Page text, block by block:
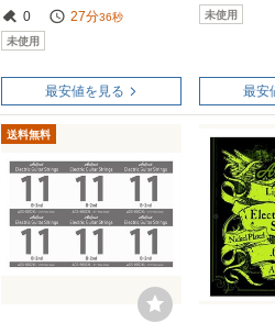
0 27分35秒
未使用
最安値を見る
未使用
最安
送料無料